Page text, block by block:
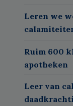
Leren we
Ruim 600
apotheken
Leer van